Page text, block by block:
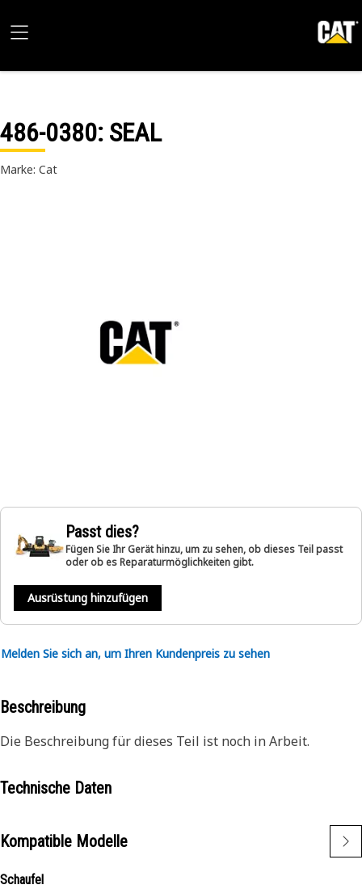
486-0380: SEAL
Marke: Cat
Passt dies?
Fügen Sie Ihr Gerät hinzu, um zu sehen, ob dieses Teil passt
oder ob es Reparaturmöglichkeiten gibt.
Ausrüstung hinzufügen
Melden Sie sich an, um Ihren Kundenpreis zu sehen
Beschreibung
Die Beschreibung für dieses Teil ist noch in Arbeit.
Technische Daten
Kompatible Modelle
Schaufel